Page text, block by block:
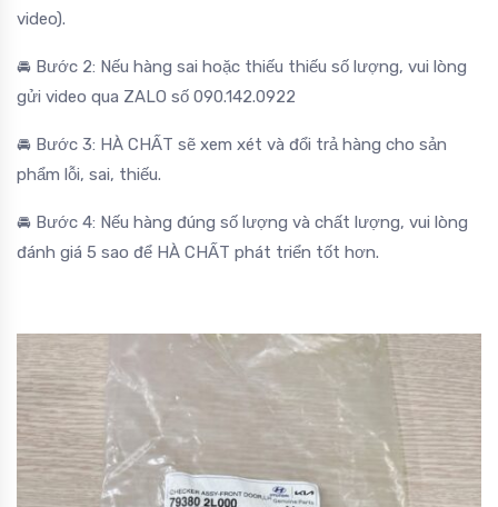
video).
🚘 Bước 2: Nếu hàng sai hoặc thiếu thiếu số lượng, vui lòng
gửi video qua ZALO số 090.142.0922
🚘 Bước 3: HÀ CHẤT sẽ xem xét và đổi trả hàng cho sản
phẩm lỗi, sai, thiếu.
🚘 Bước 4: Nếu hàng đúng số lượng và chất lượng, vui lòng
đánh giá 5 sao để HÀ CHẤT phát triển tốt hơn.